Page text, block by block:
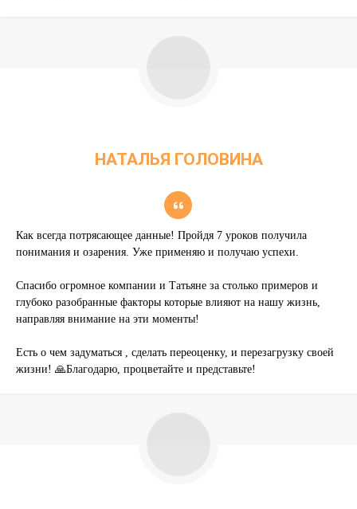
НАТАЛЬЯ ГОЛОВИНА
Как всегда потрясающее данные! Пройдя 7 уроков получила
понимания и озарения. Уже применяю и получаю успехи.
Спасибо огромное компании и Татьяне за столько примеров и
глубоко разобранные факторы которые влияют на нашу жизнь,
направляя внимание на эти моменты!
Есть о чем задуматься , сделать переоценку, и перезагрузку своей
жизни! 🙏Благодарю, процветайте и представьте!